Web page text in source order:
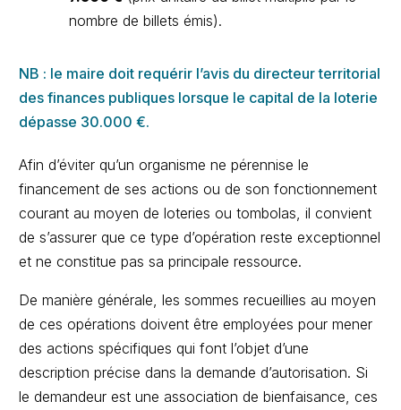
nombre de billets émis).
NB : le maire doit requérir l’avis du directeur territorial
des finances publiques lorsque le capital de la loterie
dépasse 30.000 €.
Afin d’éviter qu’un organisme ne pérennise le
financement de ses actions ou de son fonctionnement
courant au moyen de loteries ou tombolas, il convient
de s’assurer que ce type d’opération reste exceptionnel
et ne constitue pas sa principale ressource.
De manière générale, les sommes recueillies au moyen
de ces opérations doivent être employées pour mener
des actions spécifiques qui font l’objet d’une
description précise dans la demande d’autorisation. Si
le demandeur est une association de bienfaisance, ces